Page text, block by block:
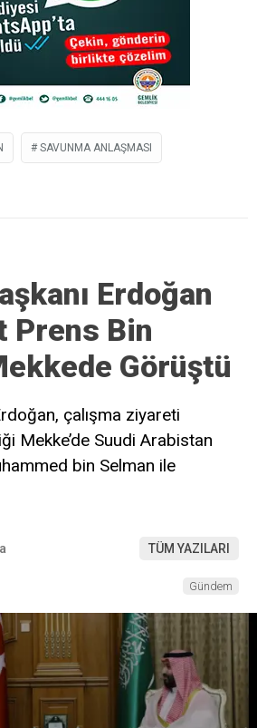
SAVUNMA ANLAŞMASI
Erdoğan
Prens Bin
Görüştü
çalışma ziyareti
Mekke’de Suudi Arabistan
bin Selman ile
TÜM YAZILARI
Gündem